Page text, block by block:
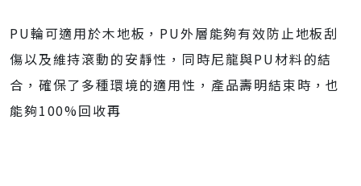
PU輪可適用於木地板，PU外層能夠有效防止地板刮
傷以及維持滾動的安靜性，同時尼龍與PU材料的結
合，確保了多種環境的適用性，產品壽明結束時，也
能夠100%回收再